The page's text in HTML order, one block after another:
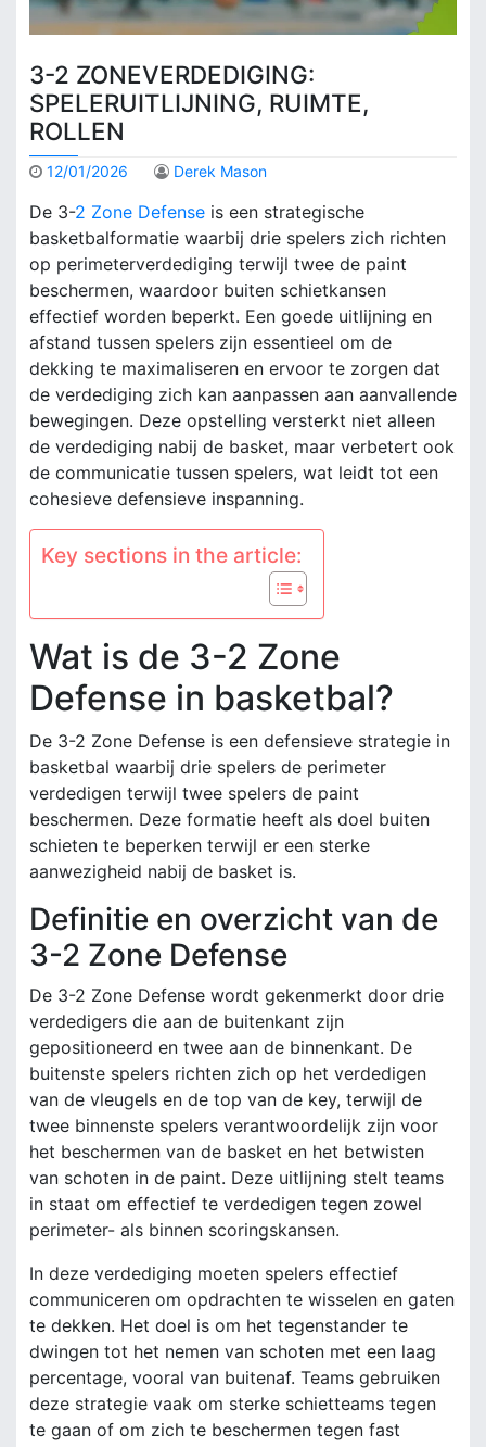
3-2 ZONEVERDEDIGING:
SPELERUITLIJNING, RUIMTE,
ROLLEN
12/01/2026 Derek Mason
De 3-2 Zone Defense is een strategische
basketbalformatie waarbij drie spelers zich richten
op perimeterverdediging terwijl twee de paint
beschermen, waardoor buiten schietkansen
effectief worden beperkt. Een goede uitlijning en
afstand tussen spelers zijn essentieel om de
dekking te maximaliseren en ervoor te zorgen dat
de verdediging zich kan aanpassen aan aanvallende
bewegingen. Deze opstelling versterkt niet alleen
de verdediging nabij de basket, maar verbetert ook
de communicatie tussen spelers, wat leidt tot een
cohesieve defensieve inspanning.
Key sections in the article:
Wat is de 3-2 Zone
Defense in basketbal?
De 3-2 Zone Defense is een defensieve strategie in
basketbal waarbij drie spelers de perimeter
verdedigen terwijl twee spelers de paint
beschermen. Deze formatie heeft als doel buiten
schieten te beperken terwijl er een sterke
aanwezigheid nabij de basket is.
Definitie en overzicht van de
3-2 Zone Defense
De 3-2 Zone Defense wordt gekenmerkt door drie
verdedigers die aan de buitenkant zijn
gepositioneerd en twee aan de binnenkant. De
buitenste spelers richten zich op het verdedigen
van de vleugels en de top van de key, terwijl de
twee binnenste spelers verantwoordelijk zijn voor
het beschermen van de basket en het betwisten
van schoten in de paint. Deze uitlijning stelt teams
in staat om effectief te verdedigen tegen zowel
perimeter- als binnen scoringskansen.
In deze verdediging moeten spelers effectief
communiceren om opdrachten te wisselen en gaten
te dekken. Het doel is om het tegenstander te
dwingen tot het nemen van schoten met een laag
percentage, vooral van buitenaf. Teams gebruiken
deze strategie vaak om sterke schietteams tegen
te gaan of om zich te beschermen tegen fast